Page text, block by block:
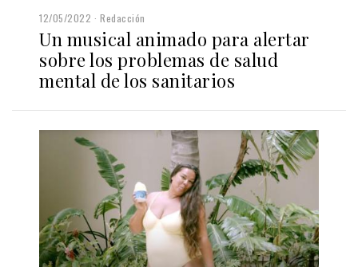
12/05/2022 Redacción
Un musical animado para alertar
sobre los problemas de salud
mental de los sanitarios